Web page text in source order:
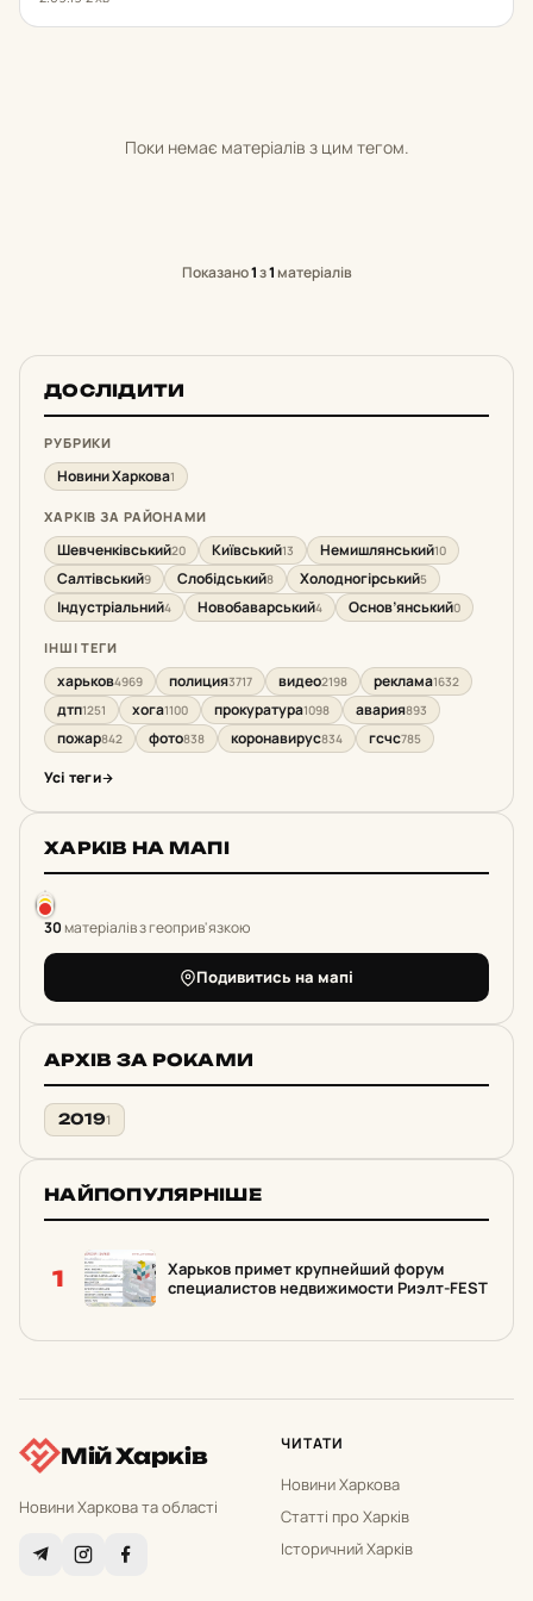
Поки немає матеріалів з цим тегом.
Показано1з1матеріалів
ДОСЛІДИТИ
РУБРИКИ
Новини Харкова1
ХАРКІВ ЗА РАЙОНАМИ
Шевченківський20 Київський13 Немишлянський10
Салтівський9 Слобідський8 Холодногірський5
Індустріальний4 Новобаварський4 Основ’янський0
ІНШІ ТЕГИ
харьков4969 полиция3717 видео2198 реклама1632
дтп1251 хога1100 прокуратура1098 авария893
пожар842 фото838 коронавирус834 гсчс785
Усі теги
ХАРКІВ НА МАПІ
30матеріалів з геоприв'язкою
Подивитись на мапі
АРХІВ ЗА РОКАМИ
20191
НАЙПОПУЛЯРНІШЕ
1
Харьков примет крупнейший форум
специалистов недвижимости Риэлт-FEST
Мій Харків
Новини Харкова та області
ЧИТАТИ
Новини Харкова
Статті про Харків
Історичний Харків